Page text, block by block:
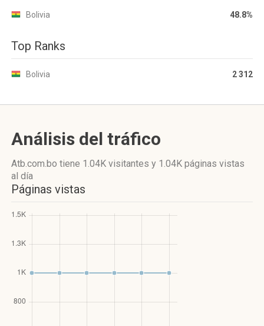
Bolivia 48.8%
Top Ranks
Bolivia 2 312
Análisis del tráfico
Atb.com.bo tiene 1.04K visitantes y 1.04K páginas vistas
al día
Páginas vistas